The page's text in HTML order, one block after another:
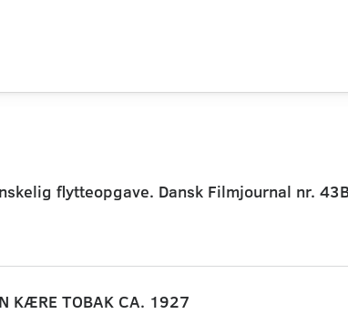
flytteopgave. Dansk Filmjournal nr.
KÆRE TOBAK CA. 1927